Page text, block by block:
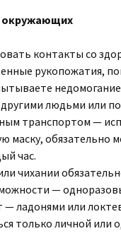
окружающих
контакты со
рукопожатия,
людьми или
транспортом —
маску, обязательно
час.
чихании
—
— ладонями или
только личной или